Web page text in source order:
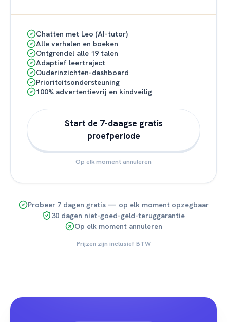
Chatten met Leo (AI-tutor)
Alle verhalen en boeken
Ontgrendel alle 19 talen
Adaptief leertraject
Ouderinzichten-dashboard
Prioriteitsondersteuning
100% advertentievrij en kindveilig
Start de 7-daagse gratis
proefperiode
Op elk moment annuleren
Probeer 7 dagen gratis — op elk moment opzegbaar
30 dagen niet-goed-geld-teruggarantie
Op elk moment annuleren
Prijzen zijn inclusief BTW